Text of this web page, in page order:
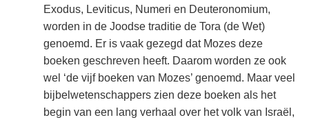
Exodus, Leviticus, Numeri en Deuteronomium,
worden in de Joodse traditie de Tora (de Wet)
genoemd. Er is vaak gezegd dat Mozes deze
boeken geschreven heeft. Daarom worden ze ook
wel ‘de vijf boeken van Mozes’ genoemd. Maar veel
bijbelwetenschappers zien deze boeken als het
begin van een lang verhaal over het volk van Israël,